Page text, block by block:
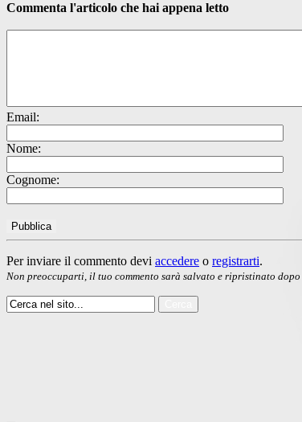
Commenta l'articolo che hai appena letto
Email:
Nome:
Cognome:
Per inviare il commento devi accedere o registrarti.
Non preoccuparti, il tuo commento sarà salvato e ripristinato dopo